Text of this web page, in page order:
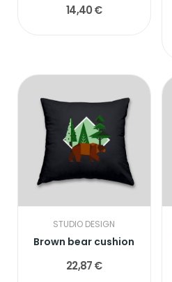
14,40 €
STUDIO DESIGN
Brown bear cushion
22,87 €